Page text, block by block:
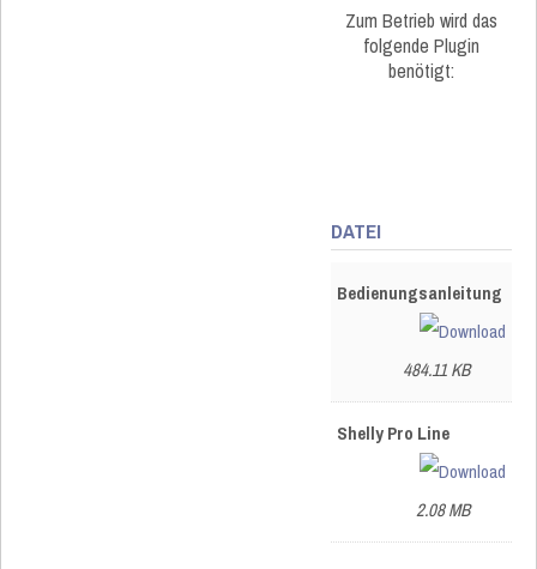
Zum Betrieb wird das
folgende Plugin
benötigt:
DATEI
Bedienungsanleitung
484.11 KB
Shelly Pro Line
2.08 MB